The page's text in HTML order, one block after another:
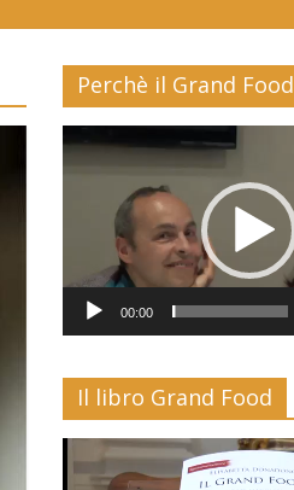
Perchè il Grand Food
Video
Player
00:00
Il libro Grand Food
Player